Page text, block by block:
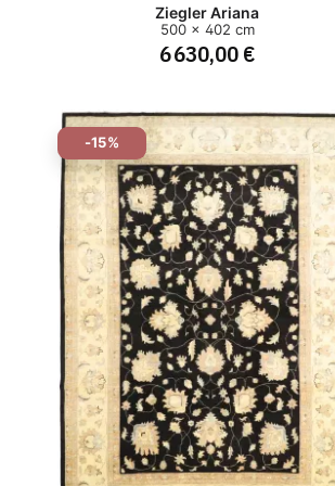
Ziegler Ariana
500 x 402 cm
6 630,00 €
-15%